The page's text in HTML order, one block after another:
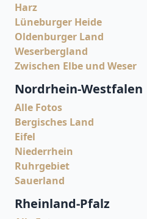
Harz
Lüneburger Heide
Oldenburger Land
Weserbergland
Zwischen Elbe und Weser
Nordrhein-Westfalen
Alle Fotos
Bergisches Land
Eifel
Niederrhein
Ruhrgebiet
Sauerland
Rheinland-Pfalz